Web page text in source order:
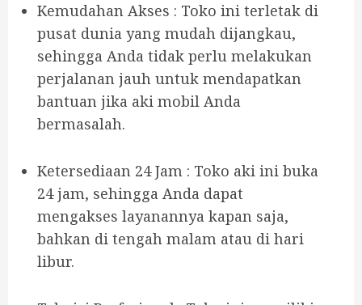
Kemudahan Akses : Toko ini terletak di
pusat dunia yang mudah dijangkau,
sehingga Anda tidak perlu melakukan
perjalanan jauh untuk mendapatkan
bantuan jika aki mobil Anda
bermasalah.
Ketersediaan 24 Jam : Toko aki ini buka
24 jam, sehingga Anda dapat
mengakses layanannya kapan saja,
bahkan di tengah malam atau di hari
libur.